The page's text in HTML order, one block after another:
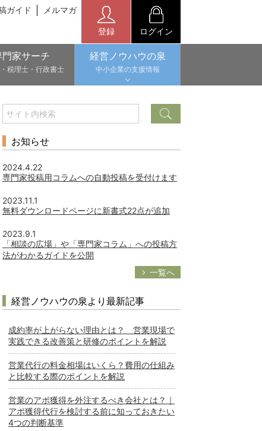
ガイド メルマガ
登録 ログイン
門家サーチ
税理士・行政書士
経営ノウハウの泉
中小企業の支援情報
お知らせ
2024.4.22
専門家投稿用コラムへの自動投稿を受付けます
2023.11.1
無料ダウンロードページに新書式22点が追加
2023.9.1
「相談の広場」や「専門家コラム」への投稿方
法がわかるガイドを公開
一覧へ
経営ノウハウの泉より最新記事
成約率が上がらない理由とは？ 営業現場で
実践できる改善策と研修のポイントを解説
営業代行の料金相場はいくら？費用の仕組み
と比較する際のポイントを解説
営業のアポ獲得を外注するべき会社とは？｜
アポ獲得代行を検討する前に知っておきたい
4つの判断基準